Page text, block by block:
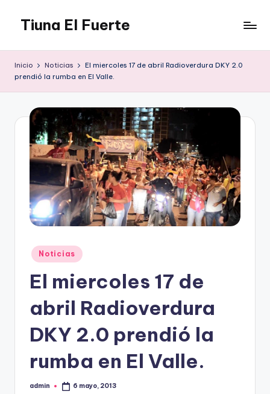
contenido
Tiuna El Fuerte
Espacio
para
Caracas,
Teatro,
Estudio
Grabación,
Anfiteatros,
Acrobacia,
DanceHall,
Investigación,
Graffiti,
Arte.
Inicio Noticias
El miercoles 17 de abril Radioverdura DKY 2.0
prendió la rumba en El Valle.
Publicado
en
Noticias
El miercoles 17 de
abril Radioverdura
DKY 2.0 prendió la
rumba en El Valle.
Publicado
admin 6 mayo, 2013